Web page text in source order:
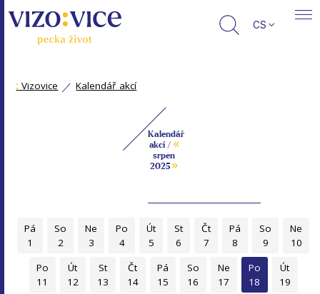
CS
: Vizovice Kalendář akcí
Kalendář
akcí / «
srpen
2025»
Pá
1
So
2
Ne
3
Po
4
Út
5
St
6
Čt
7
Pá
8
So
9
Ne
10
Po
11
Út
12
St
13
Čt
14
Pá
15
So
16
Ne
17
Po
18
Út
19